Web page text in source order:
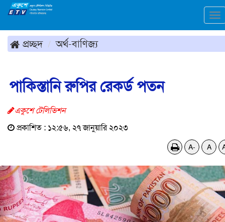
প্রচ্ছদ অর্থ-বাণিজ্য
পাকিস্তানি রুপির রেকর্ড পতন
একুশে টেলিভিশন
প্রকাশিত : ১২:৫৬, ২৭ জানুয়ারি ২০২৩
A- A